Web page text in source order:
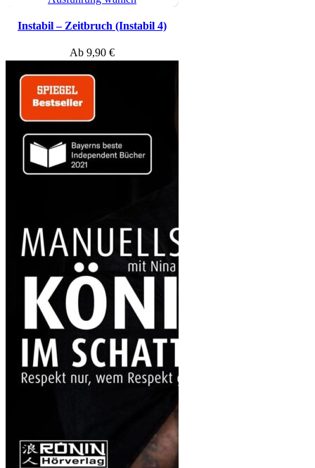
Instabil – Zeitbruch (Instabil 4)
Ab 9,90 €